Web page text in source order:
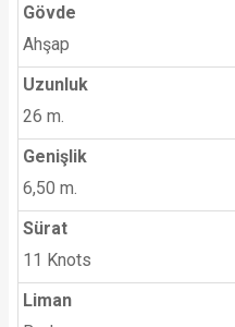
Gövde
Ahşap
Uzunluk
26 m.
Genişlik
6,50 m.
Sürat
11 Knots
Liman